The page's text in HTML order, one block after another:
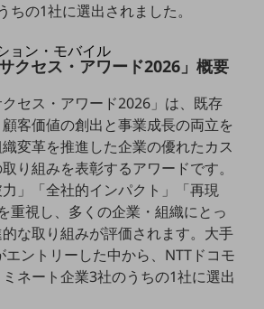
ョン・モバイル
ョンTOP
紹介
ョン
ちの1社に選出されました。
クセス・アワード2026」概要
クセス・アワード2026」は、既存
客価値の創出と事業成長の両立を
変革を推進した企業の優れたカス
り組みを表彰するアワードです。
」「全社的インパクト」「再現
重視し、多くの企業・組織にとっ
な取り組みが評価されます。大手
ントリーした中から、NTTドコモ
ネート企業3社のうちの1社に選出